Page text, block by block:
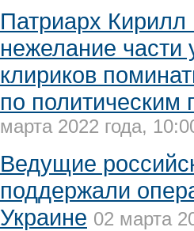
Патриарх Кирилл
нежелание части
клириков
по политическим
марта 2022 года,
Ведущие
поддержали
Украине 02 марта